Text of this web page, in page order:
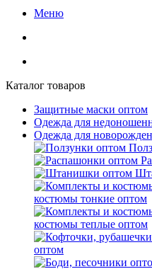
Меню
Каталог товаров
Защитные маски оптом
Одежда для
Одежда для
костюмы тонкие оптом
костюмы теплые оптом
оптом